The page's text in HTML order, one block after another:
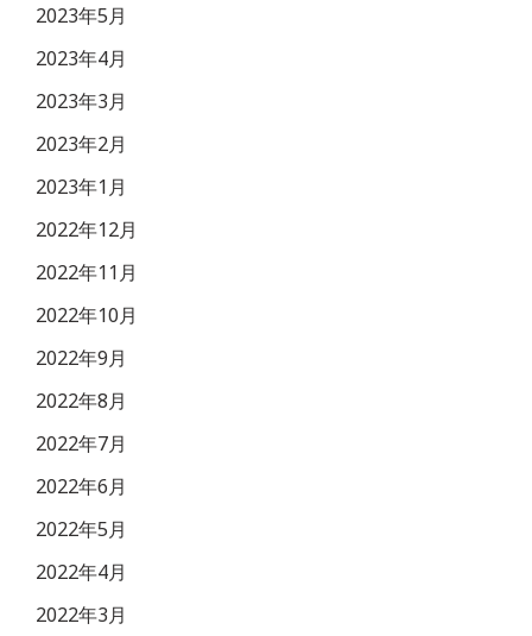
2023年5月
2023年4月
2023年3月
2023年2月
2023年1月
2022年12月
2022年11月
2022年10月
2022年9月
2022年8月
2022年7月
2022年6月
2022年5月
2022年4月
2022年3月